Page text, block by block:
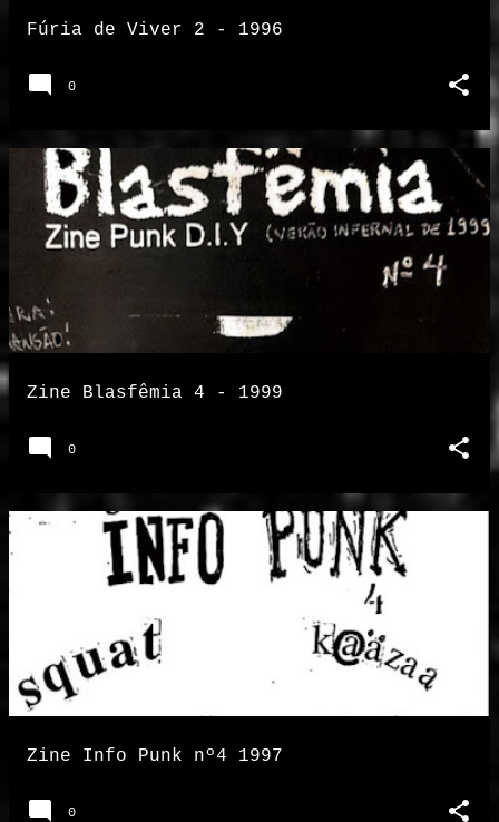
Fúria de Viver 2 - 1996
0
Zine Blasfêmia 4 - 1999
0
Zine Info Punk nº4 1997
0